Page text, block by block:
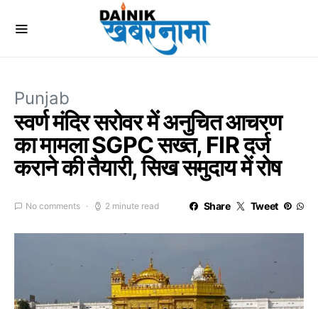
Punjab
स्वर्ण मंदिर सरोवर में अनुचित आचरण
का मामला SGPC सख्त, FIR दर्ज
कराने की तैयारी, सिख समुदाय में रोष
No comments 2 minute read Share Tweet